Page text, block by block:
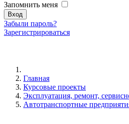
Запомнить меня
Забыли пароль?
Зарегистрироваться
Главная
Курсовые проекты
Эксплуатация, ремонт,
Автотранспортные